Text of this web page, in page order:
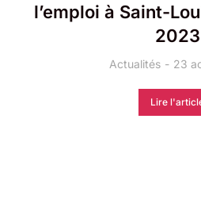
l’emploi à Saint-
2023
Actualités 23
Lire